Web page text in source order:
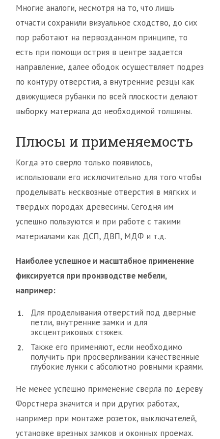
Многие аналоги, несмотря на то, что лишь
отчасти сохранили визуальное сходство, до сих
пор работают на первозданном принципе, то
есть при помощи острия в центре задается
направление, далее ободок осуществляет подрез
по контуру отверстия, а внутренние резцы как
движущиеся рубанки по всей плоскости делают
выборку материала до необходимой толщины.
Плюсы и применяемость
Когда это сверло только появилось,
использовали его исключительно для того чтобы
проделывать несквозные отверстия в мягких и
твердых породах древесины. Сегодня им
успешно пользуются и при работе с такими
материалами как ДСП, ДВП, МДФ и т.д.
Наиболее успешное и масштабное применение
фиксируется при производстве мебели,
например:
Для проделывания отверстий под дверные
петли, внутренние замки и для
эксцентриковых стяжек.
Также его применяют, если необходимо
получить при просверливании качественные
глубокие лунки с абсолютно ровными краями.
Не менее успешно применение сверла по дереву
Форстнера значится и при других работах,
например при монтаже розеток, выключателей,
установке врезных замков и оконных проемах.